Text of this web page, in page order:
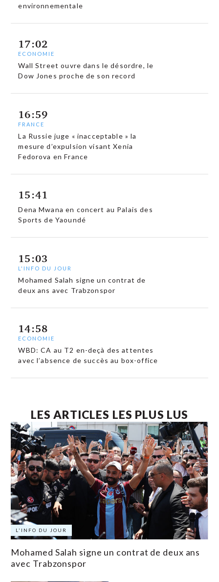
environnementale
17:02
ECONOMIE
Wall Street ouvre dans le désordre, le
Dow Jones proche de son record
16:59
FRANCE
La Russie juge « inacceptable » la
mesure d’expulsion visant Xenia
Fedorova en France
15:41
Dena Mwana en concert au Palais des
Sports de Yaoundé
15:03
L'INFO DU JOUR
Mohamed Salah signe un contrat de
deux ans avec Trabzonspor
14:58
ECONOMIE
WBD: CA au T2 en-deçà des attentes
avec l’absence de succès au box-office
LES ARTICLES LES PLUS LUS
L'INFO DU JOUR
Mohamed Salah signe un contrat de deux ans
avec Trabzonspor